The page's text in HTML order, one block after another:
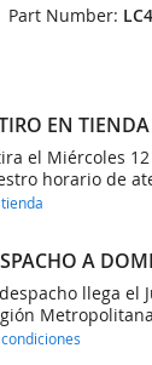
Part Number:
EN TIENDA
el Miércoles
horario de
A
llega el